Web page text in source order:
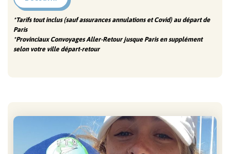
*Tarifs tout inclus (sauf assurances annulations et Covid) au départ de
Paris
*Provinciaux Convoyages Aller-Retour jusque Paris en supplément
selon votre ville départ-retour